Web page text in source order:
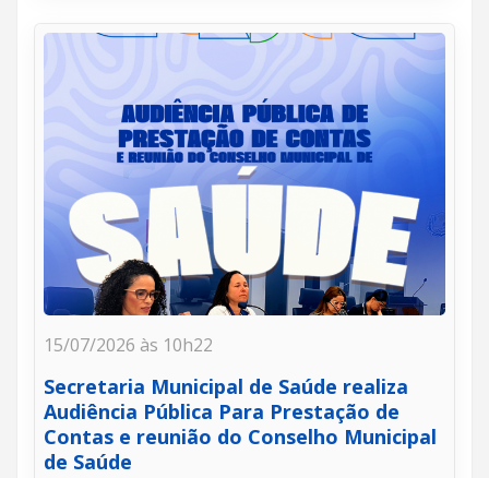
15/07/2026 às 10h22
Secretaria Municipal de Saúde realiza
Audiência Pública Para Prestação de
Contas e reunião do Conselho Municipal
de Saúde